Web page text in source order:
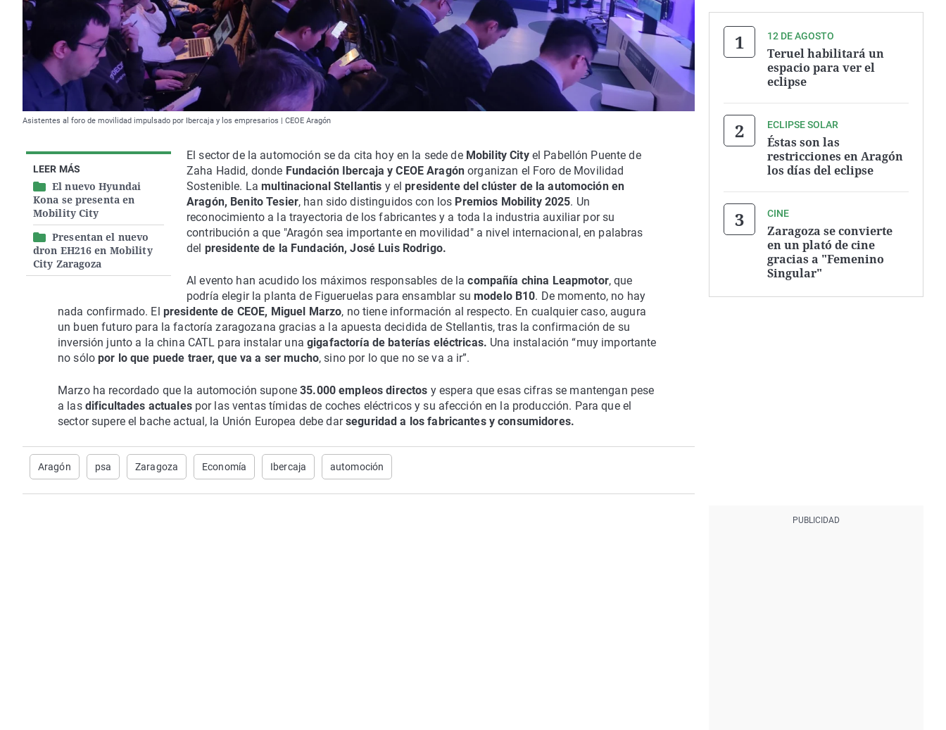
Asistentes al foro de movilidad impulsado por Ibercaja y los empresarios | CEOE Aragón
LEER MÁS
El nuevo Hyundai
Kona se presenta en
Mobility City
Presentan el nuevo
dron EH216 en Mobility
City Zaragoza
El sector de la automoción se da cita hoy en la sede de Mobility City el Pabellón Puente de
Zaha Hadid, donde Fundación Ibercaja y CEOE Aragón organizan el Foro de Movilidad
Sostenible. Lamultinacional Stellantis y elpresidente del clúster de la automoción en
Aragón, Benito Tesier, han sido distinguidos con los Premios Mobility 2025. Un
reconocimiento a la trayectoria de los fabricantes y a toda la industria auxiliar por su
contribución a que "Aragón sea importante en movilidad" a nivel internacional, en palabras
del presidente de la Fundación, José Luis Rodrigo.
Al evento han acudido los máximos responsables de lacompañía china Leapmotor, que
podría elegir la planta de Figueruelas para ensamblar su modelo B10. De momento, no hay
nada confirmado. El presidente de CEOE, Miguel Marzo, no tiene información al respecto. En cualquier caso, augura
un buen futuro para la factoría zaragozana gracias a la apuesta decidida de Stellantis, tras la confirmación de su
inversión junto a la china CATL para instalar unagigafactoría de baterías eléctricas. Una instalación “muy importante
no sólopor lo que puede traer, que va a ser mucho, sino por lo que no se va a ir”.
Marzo ha recordado que la automoción supone35.000 empleos directos y espera que esas cifras se mantengan pese
a las dificultades actuales por las ventas tímidas de coches eléctricos y su afección en la producción. Para que el
sector supere el bache actual, la Unión Europea debe darseguridad a los fabricantes y consumidores.
Aragón psa Zaragoza Economía Ibercaja automoción
12 DE AGOSTO
Teruel habilitará un
espacio para ver el
eclipse
ECLIPSE SOLAR
Éstas son las
restricciones en Aragón
los días del eclipse
CINE
Zaragoza se convierte
en un plató de cine
gracias a "Femenino
Singular"